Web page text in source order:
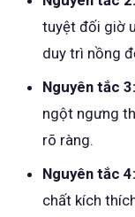
tuyệt đối giờ
duy trì nồng
Nguyên tắc 3:
ngột ngưng
rõ ràng.
Nguyên tắc 4:
chất kích